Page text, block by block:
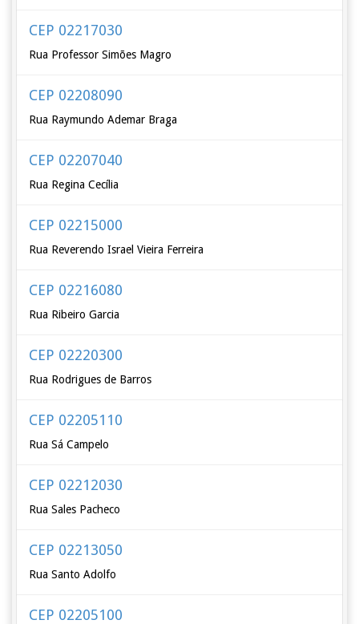
CEP 02217030
Rua Professor Simões Magro
CEP 02208090
Rua Raymundo Ademar Braga
CEP 02207040
Rua Regina Cecília
CEP 02215000
Rua Reverendo Israel Vieira Ferreira
CEP 02216080
Rua Ribeiro Garcia
CEP 02220300
Rua Rodrigues de Barros
CEP 02205110
Rua Sá Campelo
CEP 02212030
Rua Sales Pacheco
CEP 02213050
Rua Santo Adolfo
CEP 02205100